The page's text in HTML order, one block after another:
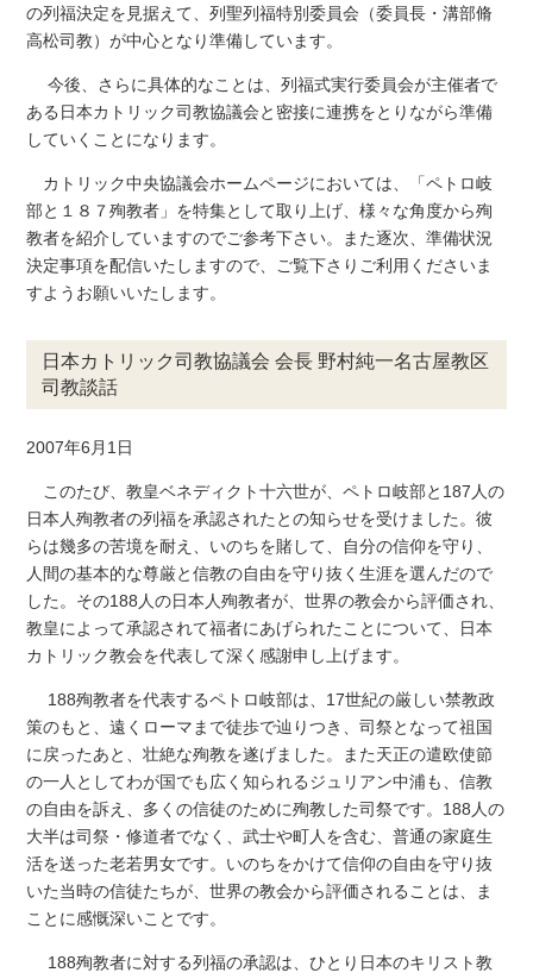
の列福決定を見据えて、列聖列福特別委員会（委員長・溝部脩
高松司教）が中心となり準備しています。
今後、さらに具体的なことは、列福式実行委員会が主催者で
ある日本カトリック司教協議会と密接に連携をとりながら準備
していくことになります。
カトリック中央協議会ホームページにおいては、「ペトロ岐
部と１８７殉教者」を特集として取り上げ、様々な角度から殉
教者を紹介していますのでご参考下さい。また逐次、準備状況
決定事項を配信いたしますので、ご覧下さりご利用くださいま
すようお願いいたします。
日本カトリック司教協議会 会長 野村純一名古屋教区
司教談話
2007年6月1日
このたび、教皇ベネディクト十六世が、ペトロ岐部と187人の
日本人殉教者の列福を承認されたとの知らせを受けました。彼
らは幾多の苦境を耐え、いのちを賭して、自分の信仰を守り、
人間の基本的な尊厳と信教の自由を守り抜く生涯を選んだので
した。その188人の日本人殉教者が、世界の教会から評価され、
教皇によって承認されて福者にあげられたことについて、日本
カトリック教会を代表して深く感謝申し上げます。
188殉教者を代表するペトロ岐部は、17世紀の厳しい禁教政
策のもと、遠くローマまで徒歩で辿りつき、司祭となって祖国
に戻ったあと、壮絶な殉教を遂げました。また天正の遣欧使節
の一人としてわが国でも広く知られるジュリアン中浦も、信教
の自由を訴え、多くの信徒のために殉教した司祭です。188人の
大半は司祭・修道者でなく、武士や町人を含む、普通の家庭生
活を送った老若男女です。いのちをかけて信仰の自由を守り抜
いた当時の信徒たちが、世界の教会から評価されることは、ま
ことに感慨深いことです。
188殉教者に対する列福の承認は、ひとり日本のキリスト教